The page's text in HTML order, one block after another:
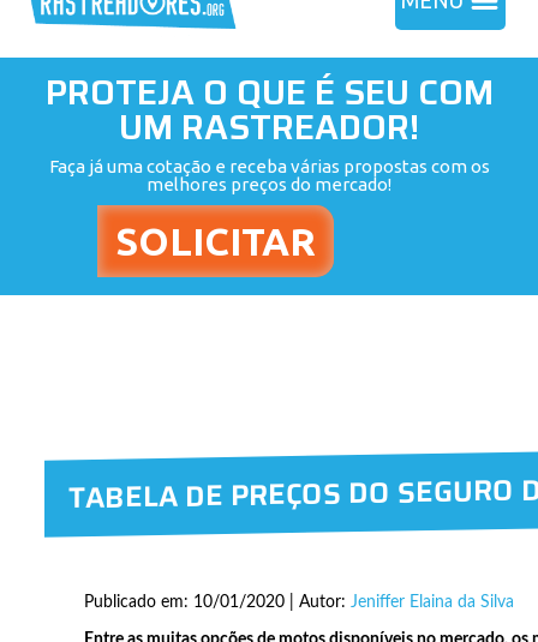
PROTEJA O QUE É SEU COM
UM RASTREADOR!
Faça já uma cotação e receba várias propostas com os
melhores preços do mercado!
TABELA DE PREÇOS DO
Publicado em: 10/01/2020 | Autor:Jeniffer Elaina da Silva